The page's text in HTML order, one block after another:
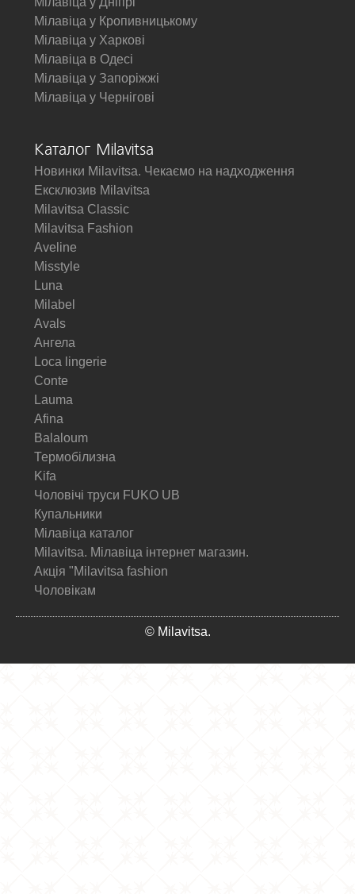
Мілавіца у Кропивницькому
Мілавіца у Харкові
Мілавіца в Одесі
Мілавіца у Запоріжжі
Мілавіца у Чернігові
Каталог Milavitsa
Новинки Milavitsa. Чекаємо на надходження
Ексклюзив Milavitsa
Milavitsa Classic
Milavitsa Fashion
Aveline
Misstyle
Luna
Milabel
Avals
Ангела
Loca lingerie
Conte
Lauma
Afina
Balaloum
Термобілизна
Kifa
Чоловічі труси FUKO UB
Купальники
Мілавіца каталог
Milavitsa. Мілавіца інтернет магазин.
Акція "Milavitsa fashion
Чоловікам
© Milavitsa.